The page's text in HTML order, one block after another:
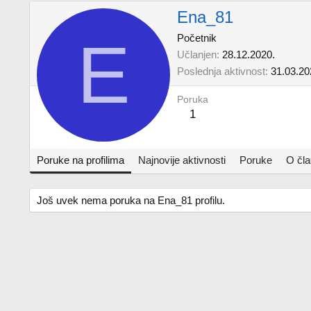
E
Ena_81
Početnik
Učlanjen 28.12.2020.
Poslednja aktivnost
Poruka
1
Poruke na profilima Najnovije aktivnosti Poruke O
Još uvek nema poruka na Ena_81 profilu.